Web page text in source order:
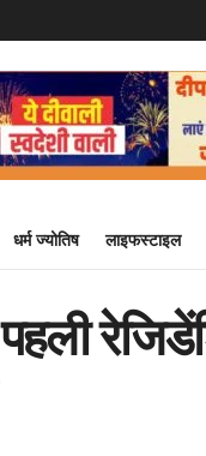
धर्म ज्योतिष लाइफस्टाइल